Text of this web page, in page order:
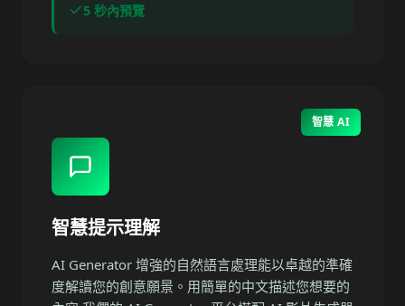
5 秒內預覽
智慧 AI
智慧提示理解
AI Generator 增強的自然語言處理能以卓越的準確
度解讀您的創意願景。用簡單的中文描述您想要的